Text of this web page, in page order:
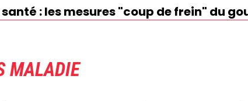
: les mesures "coup de frein" du
MALADIE